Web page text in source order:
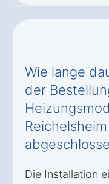
Wie lange
der
Die Installation